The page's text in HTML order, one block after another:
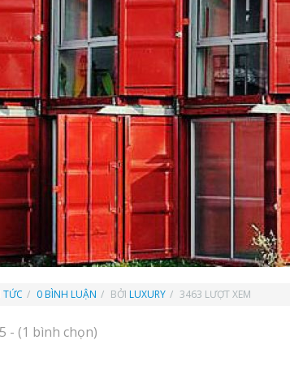
TỨC 0 BÌNH LUẬN BỞI LUXURY 3463 LƯỢT XEM
- (1 bình chọn)